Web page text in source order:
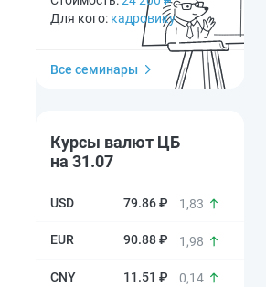
Для кого: кадровику
Все семинары
Курсы валют ЦБ
на 31.07
79.86 ₽ 1,83
90.88 ₽ 1,98
11.51 ₽ 0,14